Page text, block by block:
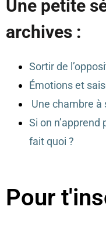
Une petite
archives :
Sortir de
Émotions et
Une chambre à
Si on n’apprend
fait quoi ?
Pour